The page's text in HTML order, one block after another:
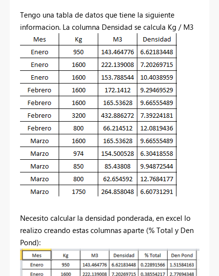
Tengo una tabla de datos que tiene la siguiente
informacion. La columna Densidad se calcula Kg / M3
Necesito calcular la densidad ponderada, en excel lo
realizo creando estas columnas aparte (% Total y Den
Pond):